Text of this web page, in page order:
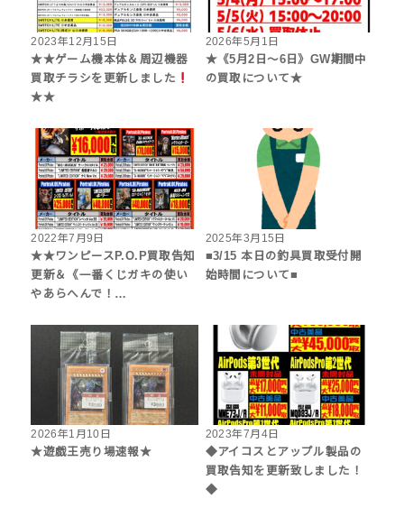
2023年12月15日
★★ゲーム機本体＆周辺機器
買取チラシを更新しました
★★
2026年5月1日
★《5月2日～6日》GW期間中
の買取について★
2022年7月9日
★★ワンピースP.O.P買取告知
更新＆《一番くじガキの使い
やあらへんで！…
2025年3月15日
■3/15 本日の釣具買取受付開
始時間について■
2026年1月10日
★遊戯王売り場速報★
2023年7月4日
◆アイコスとアップル製品の
買取告知を更新致しました！
◆